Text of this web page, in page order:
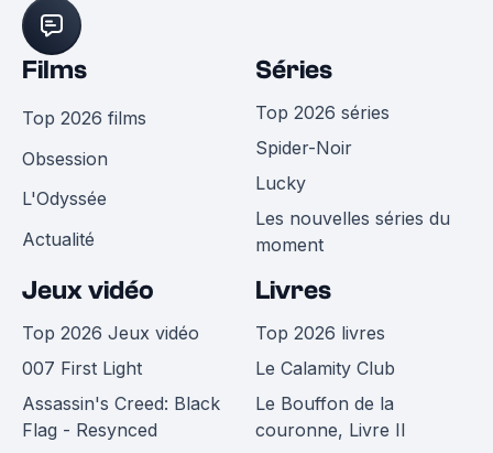
Films
Top 2026 films
Obsession
L'Odyssée
Actualité
Séries
Top 2026 séries
Spider-Noir
Lucky
Les nouvelles séries du
moment
Jeux vidéo
Top 2026 Jeux vidéo
007 First Light
Assassin's Creed: Black
Flag - Resynced
Livres
Top 2026 livres
Le Calamity Club
Le Bouffon de la
couronne, Livre II